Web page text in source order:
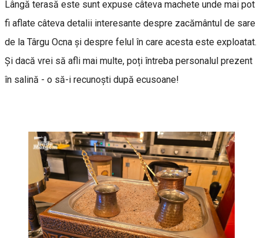
Lângă terasă este sunt expuse câteva machete unde mai pot
fi aflate câteva detalii interesante despre zacământul de sare
de la Târgu Ocna și despre felul în care acesta este exploatat.
Și dacă vrei să afli mai multe, poți întreba personalul prezent
în salină - o să-i recunoști după ecusoane!